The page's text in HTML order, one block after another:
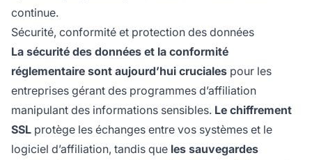
continue.
Sécurité, conformité et protection des données
La sécurité des données et la conformité
réglementaire sont aujourd’hui cruciales pour les
entreprises gérant des programmes d’affiliation
manipulant des informations sensibles. Le chiffrement
SSL protège les échanges entre vos systèmes et le
logiciel d’affiliation, tandis que les sauvegardes